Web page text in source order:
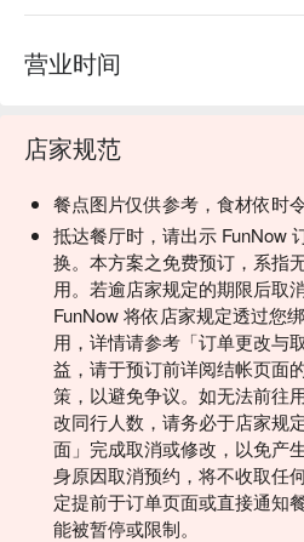
营业时间
店家规范
餐点图片仅供参考，食材依时
抵达餐厅时，请出示 FunNow
换。本方案之免费预订，系指
用。若逾店家规定的期限后取
FunNow 将依店家规定透过您
用，详情请参考「订单更改与
益，请于预订前详阅结帐页面
策，以避免争议。如无法前往
改同行人数，请务必于店家规
面」完成取消或修改，以免产
身原因取消预约，将不收取任
定提前于订单页面或直接通知
能被暂停或限制。